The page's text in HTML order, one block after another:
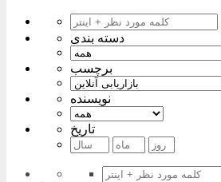
دسته بندی
برچسب
نویسنده
تاریخ